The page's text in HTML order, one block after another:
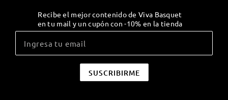
Recibe el mejor contenido de Viva Basquet
en tu mail y un cupón con -10% en la tienda